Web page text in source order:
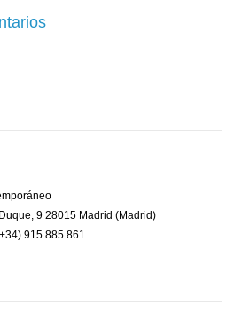
9 28015 Madrid (Madrid)
915 885 861